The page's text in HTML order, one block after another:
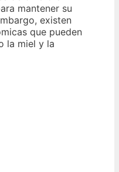
mantener su
existen
que pueden
la miel y la